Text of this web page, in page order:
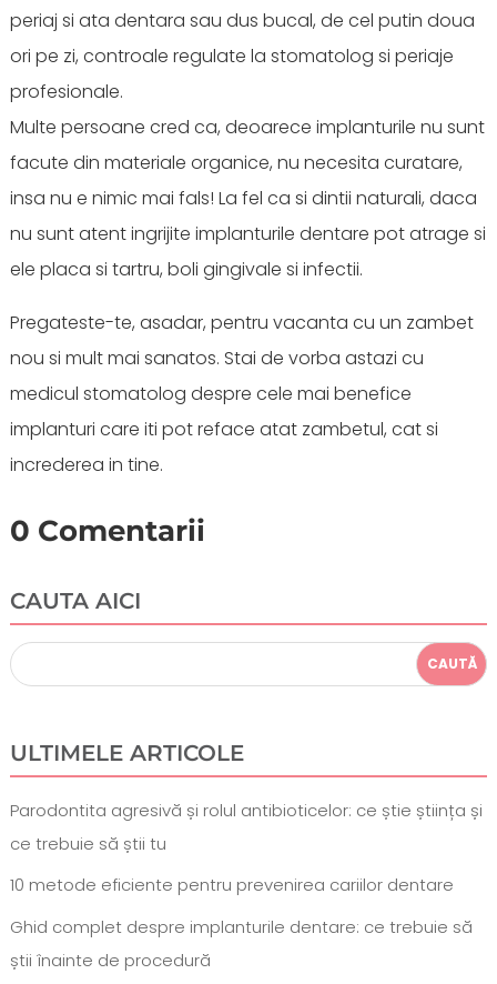
periaj si ata dentara sau dus bucal, de cel putin doua
ori pe zi, controale regulate la stomatolog si periaje
profesionale.
Multe persoane cred ca, deoarece implanturile nu sunt
facute din materiale organice, nu necesita curatare,
insa nu e nimic mai fals! La fel ca si dintii naturali, daca
nu sunt atent ingrijite implanturile dentare pot atrage si
ele placa si tartru, boli gingivale si infectii.
Pregateste-te, asadar, pentru vacanta cu un zambet
nou si mult mai sanatos. Stai de vorba astazi cu
medicul stomatolog despre cele mai benefice
implanturi care iti pot reface atat zambetul, cat si
increderea in tine.
0 Comentarii
CAUTA AICI
ULTIMELE ARTICOLE
Parodontita agresivă și rolul antibioticelor: ce știe știința și
ce trebuie să știi tu
10 metode eficiente pentru prevenirea cariilor dentare
Ghid complet despre implanturile dentare: ce trebuie să
știi înainte de procedură